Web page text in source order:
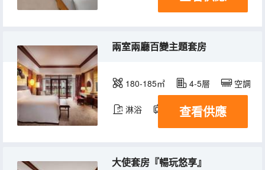
兩室兩廳百變主題套房
180-185㎡ 4-5層 空調
淋浴 電視機 冰箱
查看供應
大使套房『暢玩悠享』